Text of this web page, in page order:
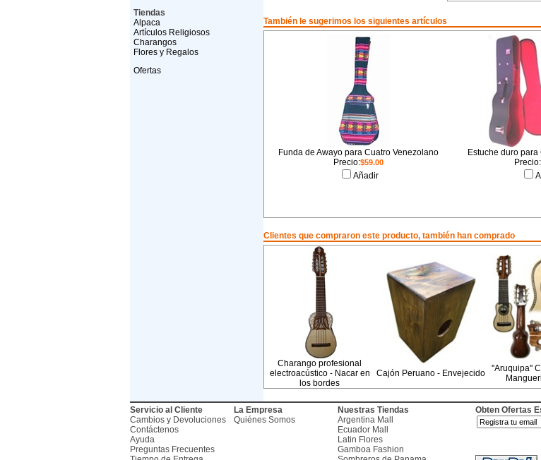
Tiendas
Alpaca
Artículos Religiosos
Charangos
Flores y Regalos
Ofertas
También le sugerimos los siguientes artículos
Funda de Awayo para Cuatro Venezolano
Precio:$59.00
Añadir
Estuche duro
Precio:
Clientes que compraron este producto, también han comprado
Charango profesional
electroacústico - Nacar en
los bordes
Cajón Peruano - Envejecido
''Aruquipa''
Servicio al Cliente
Cambios y Devoluciones
Contáctenos
Ayuda
Preguntas Frecuentes
La Empresa
Quiénes Somos
Nuestras Tiendas
Argentina Mall
Ecuador Mall
Latin Flores
Gamboa Fashion
Obten Ofertas